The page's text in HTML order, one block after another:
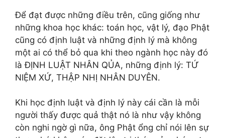
Để đạt được những điều trên, cũng giống như
những khoa học khác: toán học, vật lý, đạo Phật
cũng có định luật và những định lý mà không
một ai có thể bỏ qua khi theo ngành học này đó
là ĐỊNH LUẬT NHÂN QỦA, những định lý: TỨ
NIỆM XỨ, THẬP NHỊ NHÂN DUYÊN.
Khi học định luật và định lý này cái cần là mỗi
người thấy được quả thật nó là như vậy không
còn nghi ngờ gì nữa, ông Phật ổng chỉ nói lên sự